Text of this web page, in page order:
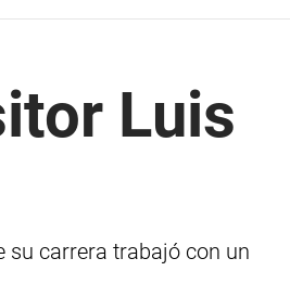
Luis
su carrera trabajó con un